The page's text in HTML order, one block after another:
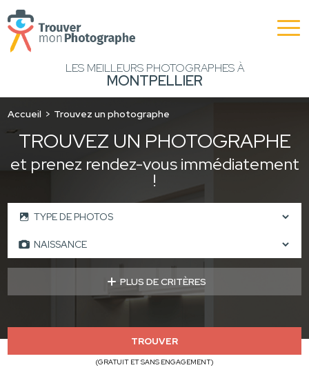
LES MEILLEURS PHOTOGRAPHES À
MONTPELLIER
Accueil Trouvez un photographe
TROUVEZ UN PHOTOGRAPHE
et prenez rendez-vous immédiatement
!
PLUS DE CRITÈRES
TROUVER
(GRATUIT ET SANS ENGAGEMENT)